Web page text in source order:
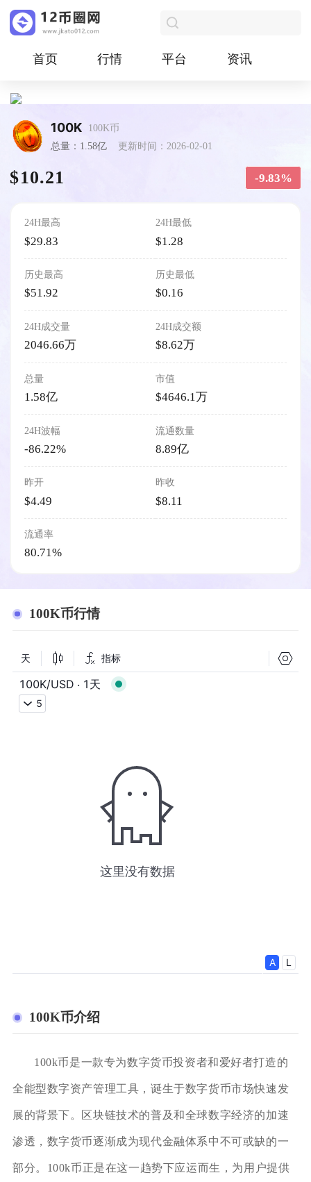
首页 行情 平台 资讯
100K
100K币
总量：1.58亿
更新时间：2026-02-01
$10.21 -9.83%
24H最高
$29.83
24H最低
$1.28
历史最高
$51.92
历史最低
$0.16
24H成交量
2046.66万
24H成交额
$8.62万
总量
1.58亿
市值
$4646.1万
24H波幅
-86.22%
流通数量
8.89亿
昨开
$4.49
昨收
$8.11
流通率
80.71%
100K币行情
100K币介绍
100k币是一款专为数字货币投资者和爱好者打造的
全能型数字资产管理工具，诞生于数字货币市场快速发
展的背景下。区块链技术的普及和全球数字经济的加速
渗透，数字货币逐渐成为现代金融体系中不可或缺的一
部分。100k币正是在这一趋势下应运而生，为用户提供